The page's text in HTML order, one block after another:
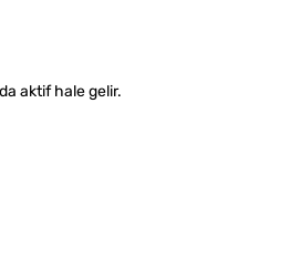
aktif hale gelir.